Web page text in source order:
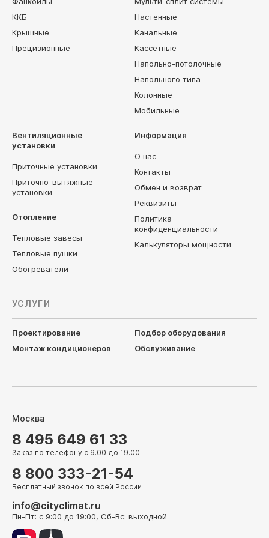
ККБ
Крышные
Прецизионные
Настенные
Канальные
Кассетные
Напольно-потолочные
Напольного типа
Колонные
Мобильные
Вентиляционные
установки
Приточные установки
Приточно-вытяжные
установки
Отопление
Тепловые завесы
Тепловые пушки
Обогреватели
Информация
О нас
Контакты
Обмен и возврат
Реквизиты
Политика
конфиденциальности
Калькуляторы мощности
УСЛУГИ
Проектирование
Подбор оборудования
Монтаж кондиционеров
Обслуживание
Москва
8 495 649 61 33
Заказ по телефону с 9.00 до 19.00
8 800 333-21-54
Бесплатный звонок по всей России
info@cityclimat.ru
Пн-Пт: с 9:00 до 19:00, Сб-Вс: выходной